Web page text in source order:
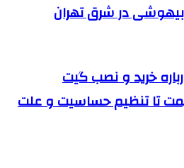
در شرق تهران
خرید و نصب گیت
تا تنظیم حساسیت و علت